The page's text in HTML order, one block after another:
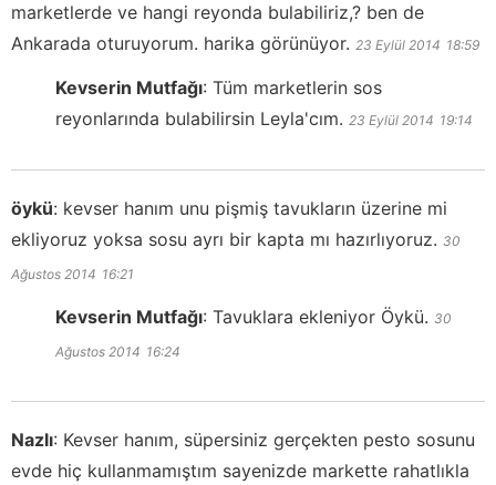
marketlerde ve hangi reyonda bulabiliriz,? ben de
Ankarada oturuyorum. harika görünüyor. 23 Eylül 2014 18:59
Kevserin Mutfağı: Tüm marketlerin sos
reyonlarında bulabilirsin Leyla'cım. 23 Eylül 2014 19:14
öykü: kevser hanım unu pişmiş tavukların üzerine mi
ekliyoruz yoksa sosu ayrı bir kapta mı hazırlıyoruz. 30
Ağustos 2014 16:21
Kevserin Mutfağı: Tavuklara ekleniyor Öykü. 30
Ağustos 2014 16:24
Nazlı: Kevser hanım, süpersiniz gerçekten pesto sosunu
evde hiç kullanmamıştım sayenizde markette rahatlıkla